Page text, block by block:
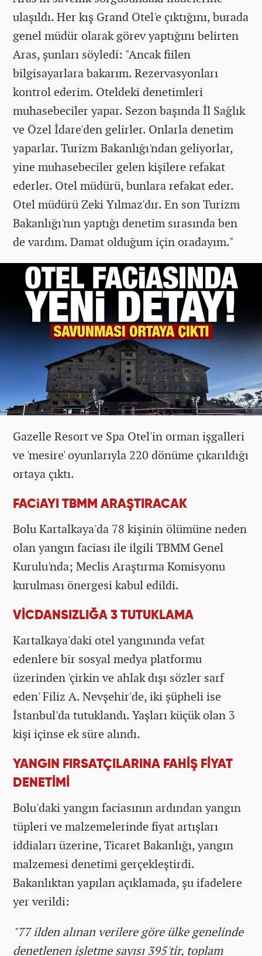
ulaşıldı. Her kış Grand Otel'e çıktığını, burada
genel müdür olarak görev yaptığını belirten
Aras, şunları söyledi: "Ancak fiilen
bilgisayarlara bakarım. Rezervasyonları
kontrol ederim. Oteldeki denetimleri
muhasebeciler yapar. Sezon başında İl Sağlık
ve Özel İdare'den gelirler. Onlarla denetim
yaparlar. Turizm Bakanlığı'ndan geliyorlar,
yine muhasebeciler gelen kişilere refakat
ederler. Otel müdürü, bunlara refakat eder.
Otel müdürü Zeki Yılmaz'dır. En son Turizm
Bakanlığı'nın yaptığı denetim sırasında ben
de vardım. Damat olduğum için oradayım."
Gazelle Resort ve Spa Otel'in orman işgalleri
ve 'mesire' oyunlarıyla 220 dönüme çıkarıldığı
ortaya çıktı.
FACiAYI TBMM ARAŞTIRACAK
Bolu Kartalkaya'da 78 kişinin ölümüne neden
olan yangın faciası ile ilgili TBMM Genel
Kurulu'nda; Meclis Araştırma Komisyonu
kurulması önergesi kabul edildi.
VİCDANSIZLIĞA 3 TUTUKLAMA
Kartalkaya'daki otel yangınında vefat
edenlere bir sosyal medya platformu
üzerinden 'çirkin ve ahlak dışı sözler sarf
eden' Filiz A. Nevşehir'de, iki şüpheli ise
İstanbul'da tutuklandı. Yaşları küçük olan 3
kişi içinse ek süre alındı.
YANGIN FIRSATÇILARINA FAHİŞ FİYAT
DENETİMİ
Bolu'daki yangın faciasının ardından yangın
tüpleri ve malzemelerinde fiyat artışları
iddiaları üzerine, Ticaret Bakanlığı, yangın
malzemesi denetimi gerçekleştirdi.
Bakanlıktan yapılan açıklamada, şu ifadelere
yer verildi:
"77 ilden alınan verilere göre ülke genelinde
denetlenen işletme sayısı 395'tir, toplam